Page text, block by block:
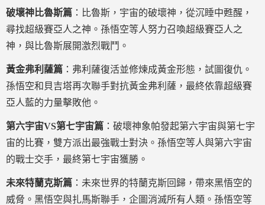
破壞神比魯斯篇 ：比魯斯，宇宙的破壞神，從沉睡中甦醒，
尋找超級賽亞人之神。孫悟空等人努力召喚超級賽亞人之
神，與比魯斯展開激烈戰鬥。
黃金弗利薩篇 ：弗利薩復活並修煉成黃金形態，試圖復仇。
孫悟空和貝吉塔再次聯手對抗黃金弗利薩，最終依靠超級賽
亞人藍的力量擊敗他。
第六宇宙VS第七宇宙篇 ：破壞神象帕發起第六宇宙與第七宇
宙的比賽，雙方派出最強戰士對決。孫悟空等人與第六宇宙
的戰士交手，最終第七宇宙獲勝。
未來特蘭克斯篇 ：未來世界的特蘭克斯回歸，帶來黑悟空的
威脅。黑悟空與扎馬斯聯手，企圖消滅所有人類。孫悟空等